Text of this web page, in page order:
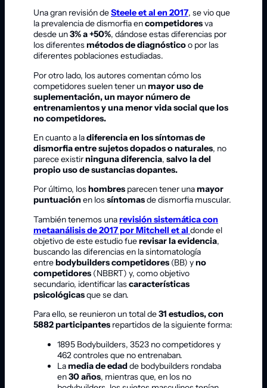
Una gran revisión deSteele et al en 2017, se vio que
la prevalencia de dismorfia encompetidoresva
desde un3% a +50%, dándose estas diferencias por
los diferentesmétodos de diagnósticoo por las
diferentes poblaciones estudiadas.
Por otro lado, los autores comentan cómo los
competidores suelen tener unmayor uso de
suplementación, un mayor número de
entrenamientos y una menor vida social que los
no competidores.
En cuanto a ladiferencia en los síntomas de
dismorfia entre sujetos dopados o naturales, no
parece existirninguna diferencia, salvo la del
propio uso de sustancias dopantes.
Por último, loshombres parecen tener unamayor
puntuaciónen lossíntomasde dismorfia muscular.
También tenemos unarevisión sistemática con
metaanálisis de 2017 por Mitchell et al donde el
objetivo de este estudio fuerevisar la evidencia,
buscando las diferencias en la sintomatología
entrebodybuilders competidores (BB) yno
competidores (NBBRT) y, como objetivo
secundario, identificar lascaracterísticas
psicológicasque se dan.
Para ello, se reunieron un total de31 estudios, con
5882 participantes repartidos de la siguiente forma:
1895 Bodybuilders, 3523 no competidores y
462 controles que no entrenaban.
Lamedia de edadde bodybuilders rondaba
en30 años, mientras que, en los no